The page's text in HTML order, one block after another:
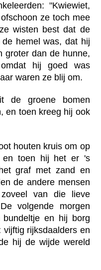
"Kwiewiet,
ze toch mee
wisten best dat de
hemel was, dat hij
groter dan de hunne,
hij goed was
waren ze blij om.
de groene bomen
en toen kreeg hij ook
houten kruis om op
en toen hij het er 's
graf met zand en
de andere mensen
van die lieve
volgende morgen
en hij borg
rijksdaalders en
hij de wijde wereld